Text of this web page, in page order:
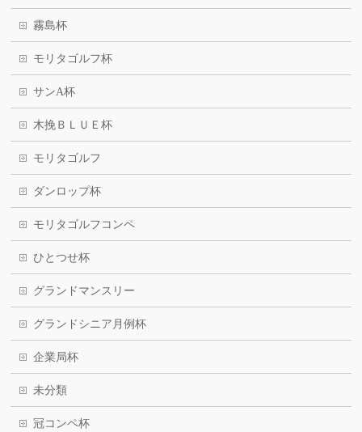
霧島杯
モリタゴルフ杯
サンA杯
木挽ＢＬＵＥ杯
モリタゴルフ
ダンロップ杯
モリタゴルフコンペ
ひとつせ杯
グランドマンスリー
グランドシニア月例杯
企業局杯
未分類
冠コンペ杯